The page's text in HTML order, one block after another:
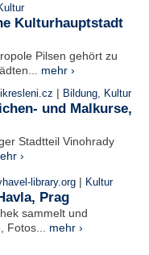
Kulturhauptstadt
Pilsen gehört zu
mehr ›
| Bildung, Kultur
und Malkurse,
Stadtteil Vinohrady
›
library.org | Kultur
Prag
sammelt und
Fotos... mehr ›